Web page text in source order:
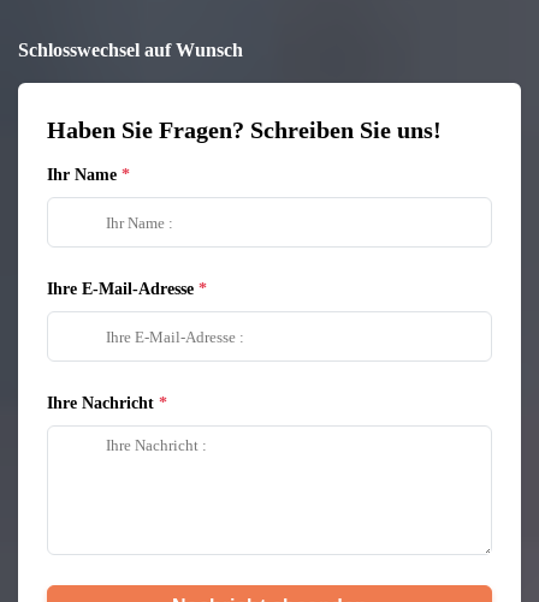
Schlosswechsel auf Wunsch
Haben Sie Fragen? Schreiben Sie uns!
Ihr Name
Ihre E-Mail-Adresse
Ihre Nachricht